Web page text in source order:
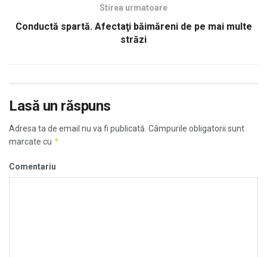
Stirea urmatoare
Conductă spartă. Afectaţi băimăreni de pe mai multe
străzi
Lasă un răspuns
Adresa ta de email nu va fi publicată. Câmpurile obligatorii sunt
marcate cu *
Comentariu